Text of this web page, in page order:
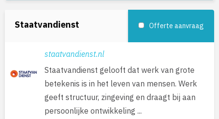
Staatvandienst Offerte aanvraag
staatvandienst.nl
Staatvandienst gelooft dat werk van grote
betekenis is in het leven van mensen. Werk
geeft structuur, zingeving en draagt bij aan
persoonlijke ontwikkeling ...